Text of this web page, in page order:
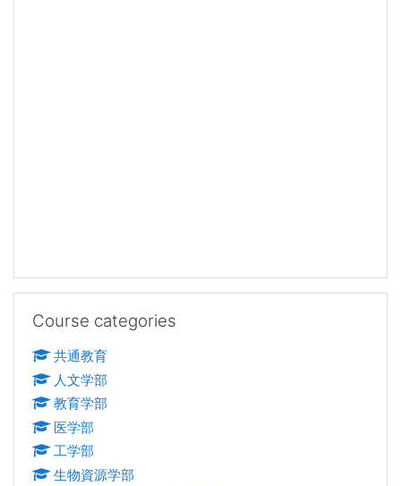
Course categories
共通教育
人文学部
教育学部
医学部
工学部
生物資源学部